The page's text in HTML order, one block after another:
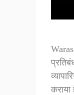
कराया